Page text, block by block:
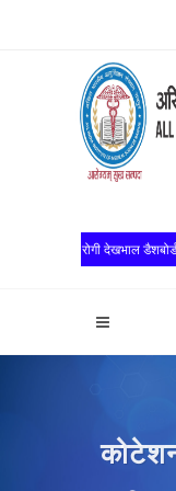
रोगी देखभाल डैशबोर्ड